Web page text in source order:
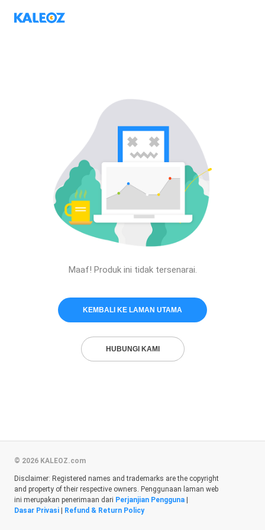
Maaf! Produk ini tidak tersenarai.
KEMBALI KE LAMAN UTAMA
HUBUNGI KAMI
© 2026 KALEOZ.com
Disclaimer: Registered names and trademarks are the copyright
and property of their respective owners. Penggunaan laman web
ini merupakan penerimaan dari Perjanjian Pengguna
Dasar Privasi
Refund & Return Policy